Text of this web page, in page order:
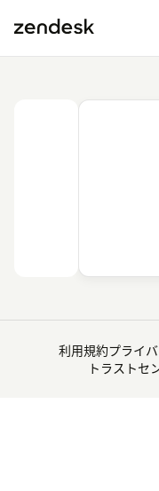
利用規約プライ
トラストセ